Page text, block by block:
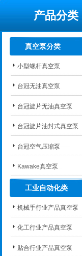
产品分类
真空泵分类
小型螺杆真空泵
台冠无油真空泵
台冠旋片无油真空泵
台冠旋片油封式真空泵
台冠空气压缩泵
Kawake真空泵
工业自动化类
机械手行业产品真空泵
化工行业产品真空泵
贴合行业产品真空泵